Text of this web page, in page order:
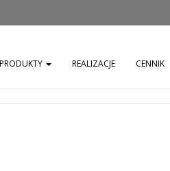
PRODUKTY REALIZACJE CENNIK